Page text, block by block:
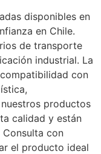
disponibles en
en Chile.
de transporte
industrial. La
con
productos
calidad y están
con
el producto ideal